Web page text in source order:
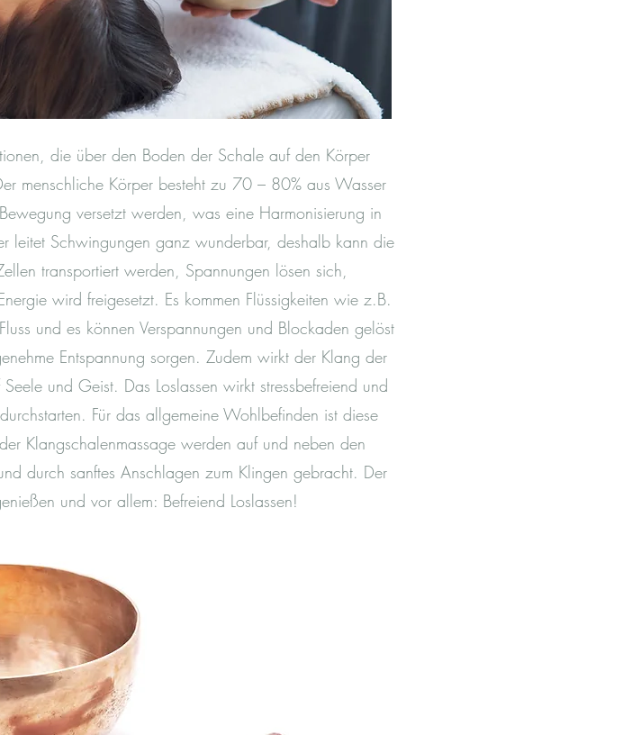
die über den Boden der Schale auf den Körper
menschliche Körper besteht zu 70 – 80% aus Wasser
versetzt werden, was eine Harmonisierung in
leitet Schwingungen ganz wunderbar, deshalb kann die
transportiert werden, Spannungen lösen sich,
wird freigesetzt. Es kommen Flüssigkeiten wie z.B.
und es können Verspannungen und Blockaden gelöst
Entspannung sorgen. Zudem wirkt der Klang der
und Geist. Das Loslassen wirkt stressbefreiend und
Für das allgemeine Wohlbefinden ist diese
Klangschalenmassage werden auf und neben den
durch sanftes Anschlagen zum Klingen gebracht. Der
und vor allem: Befreiend Loslassen!